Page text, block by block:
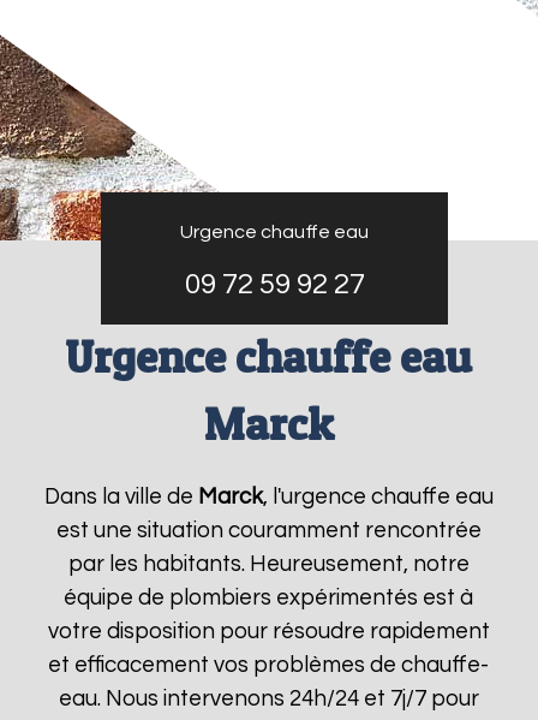
Urgence chauffe eau
09 72 59 92 27
Urgence chauffe eau
Marck
Dans la ville de Marck, l'urgence chauffe eau
est une situation couramment rencontrée
par les habitants. Heureusement, notre
équipe de plombiers expérimentés est à
votre disposition pour résoudre rapidement
et efficacement vos problèmes de chauffe-
eau. Nous intervenons 24h/24 et 7j/7 pour